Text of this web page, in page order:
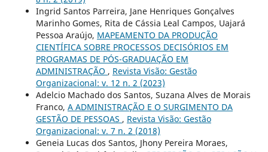
Ingrid Santos Parreira, Jane Henriques Gonçalves
Marinho Gomes, Rita de Cássia Leal Campos, Uajará
Pessoa Araújo, MAPEAMENTO DA PRODUÇÃO
CIENTÍFICA SOBRE PROCESSOS DECISÓRIOS EM
PROGRAMAS DE PÓS-GRADUAÇÃO EM
ADMINISTRAÇÃO , Revista Visão: Gestão
Organizacional: v. 12 n. 2 (2023)
Adelcio Machado dos Santos, Suzana Alves de Morais
Franco, A ADMINISTRAÇÃO E O SURGIMENTO DA
GESTÃO DE PESSOAS , Revista Visão: Gestão
Organizacional: v. 7 n. 2 (2018)
Geneia Lucas dos Santos, Jhony Pereira Moraes,